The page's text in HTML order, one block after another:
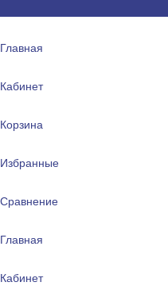
Главная
Кабинет
Корзина
Избранные
Сравнение
Главная
Кабинет